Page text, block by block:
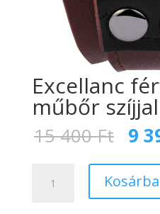
Excellanc
műbőr
15 400Ft
15
9